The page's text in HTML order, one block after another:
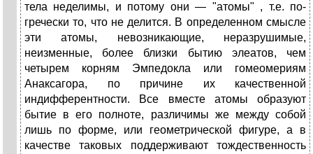
тела неделимы, и потому они — "атомы" , т.е. по-
гречески то, что не делится. В определенном смысле
эти атомы, невозникающие, неразрушимые,
неизменные, более близки бытию элеатов, чем
четырем корням Эмпедокла или гомеомериям
Анаксагора, по причине их качественной
индифферентности. Все вместе атомы образуют
бытие в его полноте, различимы же между собой
лишь по форме, или геометрической фигуре, а в
качестве таковых поддерживают тождественность